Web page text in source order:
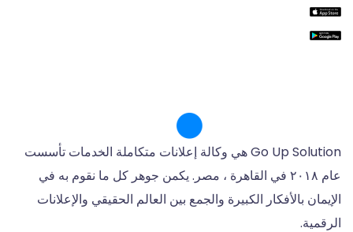
Go Up Solution هي وكالة إعلانات متكاملة الخدمات تأسست
عام ٢٠١٨ في القاهرة ، مصر. يكمن جوهر كل ما نقوم به في
الإيمان بالأفكار الكبيرة والجمع بين العالم الحقيقي والإعلانات
الرقمية.